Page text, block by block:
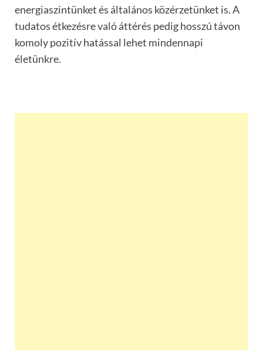
energiaszintünket és általános közérzetünket is. A
tudatos étkezésre való áttérés pedig hosszú távon
komoly pozitív hatással lehet mindennapi
életünkre.